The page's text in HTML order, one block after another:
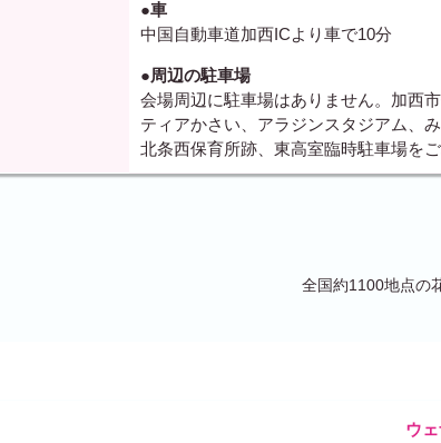
●車
中国自動車道加西ICより車で10分
●周辺の駐車場
会場周辺に駐車場はありません。加西
ティアかさい、アラジンスタジアム、
北条西保育所跡、東高室臨時駐車場をご
全国約1100地点の
ウ